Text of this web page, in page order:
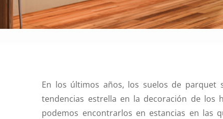
En los últimos años, los suelos de parquet
tendencias estrella en la decoración de los
podemos encontrarlos en estancias en las